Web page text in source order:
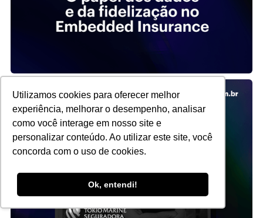
Utilizamos cookies para oferecer melhor
experiência, melhorar o desempenho, analisar
como você interage em nosso site e
personalizar conteúdo. Ao utilizar este site, você
concorda com o uso de cookies.
Ok, entendi!